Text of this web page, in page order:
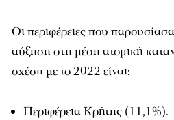
Οι περιφέρειες που
αύξηση στη μέση ατομική
σχέση με το 2022 είναι:
Περιφέρεια Κρήτης (11,1%).